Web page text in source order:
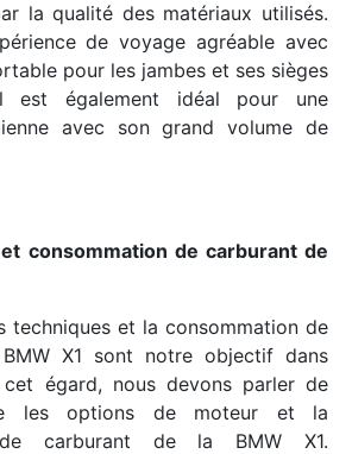
la qualité des matériaux utilisés.
de voyage agréable avec
pour les jambes et ses sièges
est également idéal pour une
avec son grand volume de
consommation de carburant de
techniques et la consommation de
X1 sont notre objectif dans
égard, nous devons parler de
les options de moteur et la
de carburant de la BMW X1.